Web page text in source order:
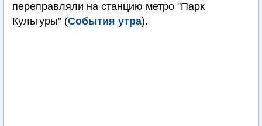
переправляли на станцию метро "Парк
Культуры" (События утра).